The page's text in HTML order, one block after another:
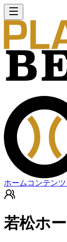
ホーム コンテンツ
若松ホ